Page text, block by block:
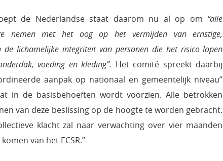
de Nederlandse staat daarom nu al op om “alle
nemen met het oog op het vermijden van ernstige,
de lichamelijke integriteit van personen die het risico lopen
voeding en kleding”. Het comité spreekt daarbij
aanpak op nationaal en gemeentelijk niveau”
in de basisbehoeften wordt voorzien. Alle betrokken
van deze beslissing op de hoogte te worden gebracht.
klacht zal naar verwachting over vier maanden
van het ECSR.”